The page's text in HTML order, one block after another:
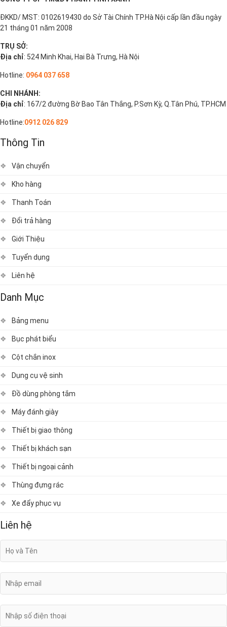
ĐKKD/ MST: 0102619430 do Sở Tài Chính TP.Hà Nội cấp lần đầu ngày
21 tháng 01 năm 2008
TRỤ SỞ:
Địa chỉ: 524 Minh Khai, Hai Bà Trưng, Hà Nội
Hotline: 0964 037 658
CHI NHÁNH:
Địa chỉ: 167/2 đường Bờ Bao Tân Thắng, P.Sơn Kỳ, Q.Tân Phú, TP.HCM
Hotline:0912 026 829
Thông Tin
Vận chuyển
Kho hàng
Thanh Toán
Đổi trả hàng
Giới Thiệu
Tuyển dụng
Liên hệ
Danh Mục
Bảng menu
Bục phát biểu
Cột chắn inox
Dụng cụ vệ sinh
Đồ dùng phòng tắm
Máy đánh giày
Thiết bị giao thông
Thiết bị khách sạn
Thiết bị ngoại cảnh
Thùng đựng rác
Xe đẩy phục vụ
Liên hệ